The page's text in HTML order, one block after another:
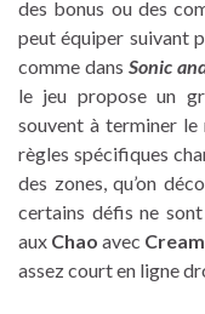
des bonus ou des
peut équiper suivant
comme dans Sonic
le jeu propose un
souvent à terminer le
règles spécifiques
des zones, qu’on
certains défis ne
aux Chao avec Cream
assez court en ligne